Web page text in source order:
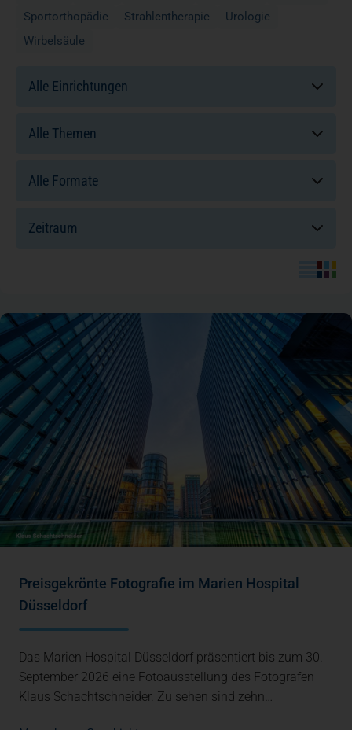
Sportorthopädie
Strahlentherapie
Urologie
Wirbelsäule
Preisgekrönte Fotografie im Marien Hospital
Düsseldorf
Das Marien Hospital Düsseldorf präsentiert bis zum 30.
September 2026 eine Fotoausstellung des Fotografen
Klaus Schachtschneider. Zu sehen sind zehn…